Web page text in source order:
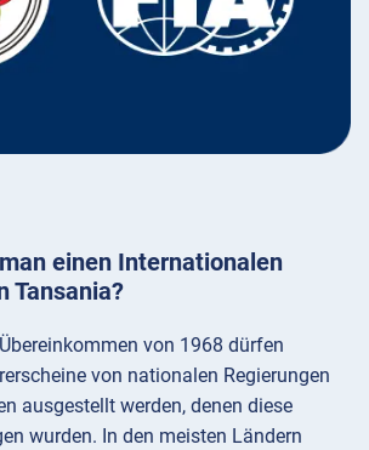
einen Internationalen
Tansania?
von 1968 dürfen
von nationalen Regierungen
ausgestellt werden, denen diese
wurden. In den meisten Ländern